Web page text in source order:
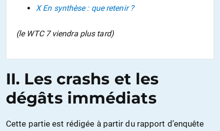
X En synthèse : que retenir ?
(le WTC 7 viendra plus tard)
II. Les crashs et les
dégâts immédiats
Cette partie est rédigée à partir du rapport d’enquête